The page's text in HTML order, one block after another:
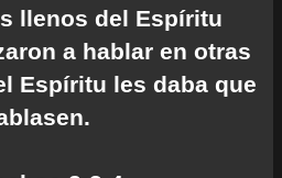
llenos del Espíritu
a hablar en otras
Espíritu les daba que